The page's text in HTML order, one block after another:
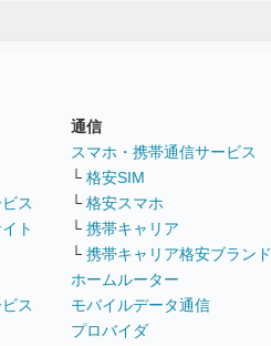
ス
ト
ス
通信
スマホ・携帯通信サービス
└ 格安SIM
└ 格安スマホ
└ 携帯キャリア
└ 携帯キャリア格安ブランド
ホームルーター
モバイルデータ通信
プロバイダ